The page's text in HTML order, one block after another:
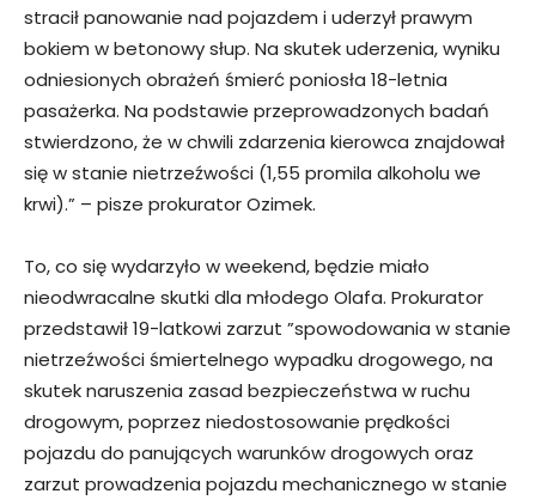
stracił panowanie nad pojazdem i uderzył prawym
bokiem w betonowy słup. Na skutek uderzenia, wyniku
odniesionych obrażeń śmierć poniosła 18-letnia
pasażerka. Na podstawie przeprowadzonych badań
stwierdzono, że w chwili zdarzenia kierowca znajdował
się w stanie nietrzeźwości (1,55 promila alkoholu we
krwi).” – pisze prokurator Ozimek.
To, co się wydarzyło w weekend, będzie miało
nieodwracalne skutki dla młodego Olafa. Prokurator
przedstawił 19-latkowi zarzut ”spowodowania w stanie
nietrzeźwości śmiertelnego wypadku drogowego, na
skutek naruszenia zasad bezpieczeństwa w ruchu
drogowym, poprzez niedostosowanie prędkości
pojazdu do panujących warunków drogowych oraz
zarzut prowadzenia pojazdu mechanicznego w stanie